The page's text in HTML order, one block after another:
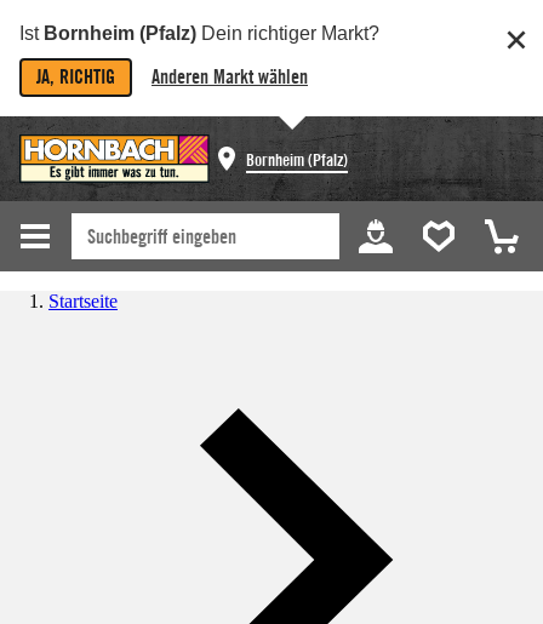
Ist Bornheim (Pfalz) Dein richtiger Markt?
JA, RICHTIG Anderen Markt wählen
Bornheim (Pfalz)
Startseite